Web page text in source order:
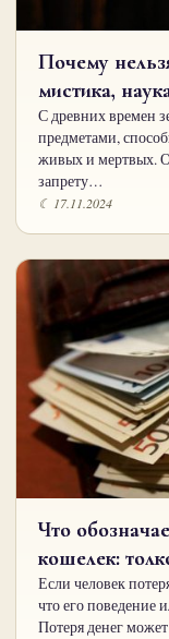
Почему
мистика,
С древних времен
предметами,
живых и мертвых.
запрету…
☾ 17.11.2024
Что
кошелек:
Если человек
что его поведение
Потеря денег